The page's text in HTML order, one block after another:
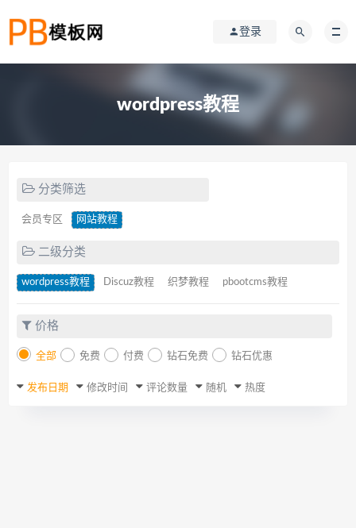
登录
wordpress教程
分类筛选
会员专区 网站教程
二级分类
wordpress教程 Discuz教程 织梦教程 pbootcms教程
价格
全部 免费 付费 钻石免费 钻石优惠
发布日期 修改时间 评论数量 随机 热度